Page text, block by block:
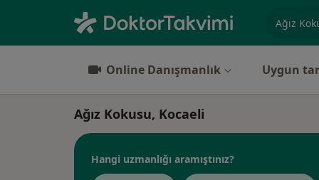
Online Danışmanlık Uygun
Ağız Kokusu, Kocaeli
Hangi uzmanlığı aramıştınız?